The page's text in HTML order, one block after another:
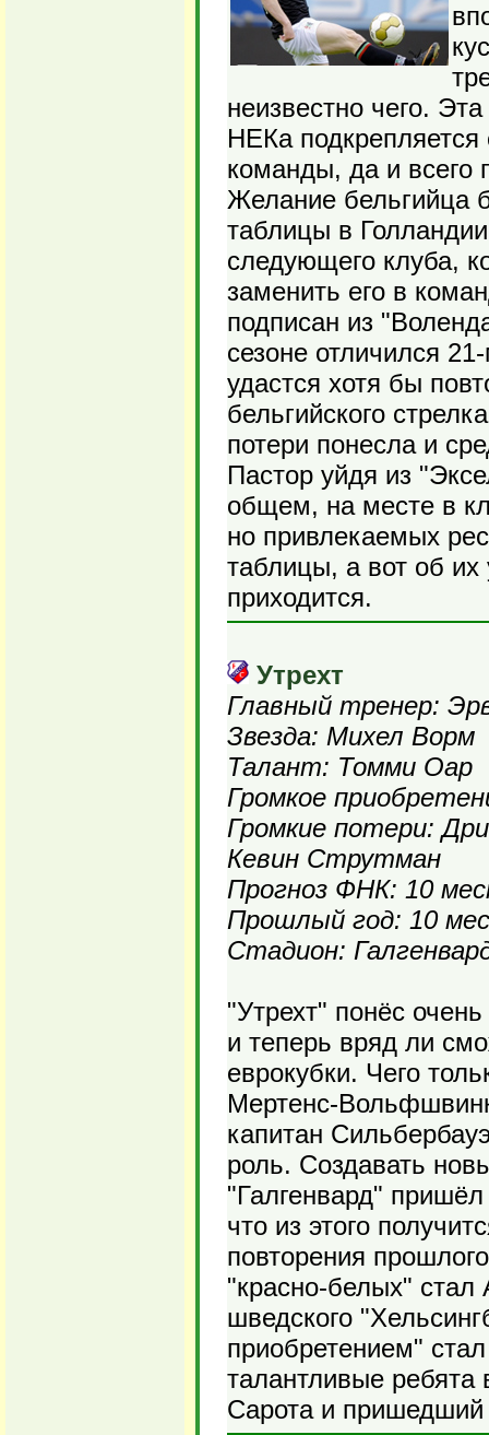
неизвестно чего.
НЕКа
команды, да и всего
Желание бельгийца
таблицы в
следующего клуба,
заменить его в
подписан из
сезоне отличился
удастся хотя бы
бельгийского
потери понесла и
Пастор уйдя из
общем, на месте в
но привлекаемых
таблицы, а вот об
приходится.
Утрехт
Главный тренер:
Звезда: Михел Ворм
Талант: Томми Оар
Громкое
Громкие потери:
Кевин Струтман
Прогноз ФНК: 10
Прошлый год: 10
Стадион:
"Утрехт" понёс
и теперь вряд ли
еврокубки. Чего
Мертенс-
капитан
роль. Создавать
"Галгенвард"
что из этого
повторения
"красно-белых"
шведского
приобретением"
талантливые
Сарота и пришедший